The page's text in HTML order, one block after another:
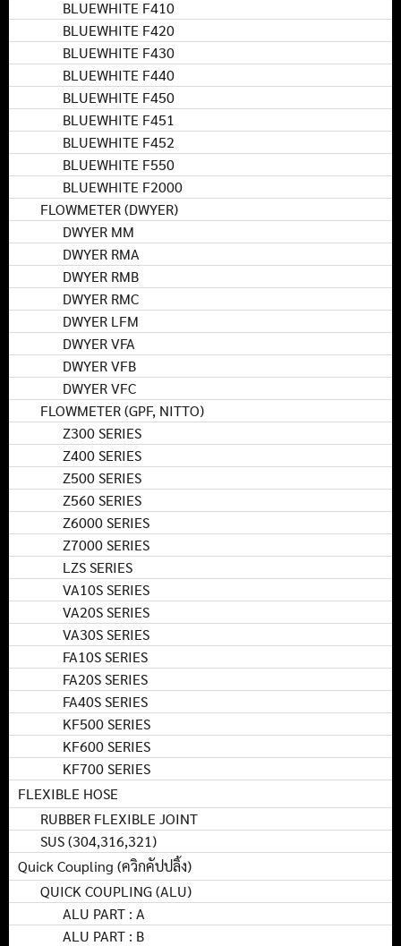
BLUEWHITE F410
BLUEWHITE F420
BLUEWHITE F430
BLUEWHITE F440
BLUEWHITE F450
BLUEWHITE F451
BLUEWHITE F452
BLUEWHITE F550
BLUEWHITE F2000
FLOWMETER (DWYER)
DWYER MM
DWYER RMA
DWYER RMB
DWYER RMC
DWYER LFM
DWYER VFA
DWYER VFB
DWYER VFC
FLOWMETER (GPF, NITTO)
Z300 SERIES
Z400 SERIES
Z500 SERIES
Z560 SERIES
Z6000 SERIES
Z7000 SERIES
LZS SERIES
VA10S SERIES
VA20S SERIES
VA30S SERIES
FA10S SERIES
FA20S SERIES
FA40S SERIES
KF500 SERIES
KF600 SERIES
KF700 SERIES
FLEXIBLE HOSE
RUBBER FLEXIBLE JOINT
SUS (304,316,321)
Quick Coupling (ควิกคัปปลิ้ง)
QUICK COUPLING (ALU)
ALU PART : A
ALU PART : B